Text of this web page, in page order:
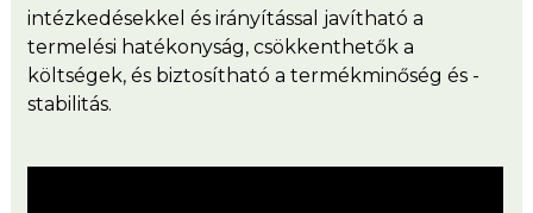
intézkedésekkel és irányítással javítható a
termelési hatékonyság, csökkenthetők a
költségek, és biztosítható a termékminőség és -
stabilitás.